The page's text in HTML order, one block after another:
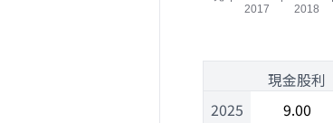
2025
現金股利
9.00